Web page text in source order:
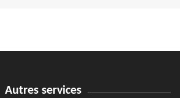
Autres services